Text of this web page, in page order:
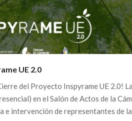
UE 2.0
del Proyecto Inspyrame UE 2.0!
en el Salón de Actos de la
e intervención de representantes de